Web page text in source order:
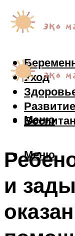
Уход
Развитие
Меню
Меню
и